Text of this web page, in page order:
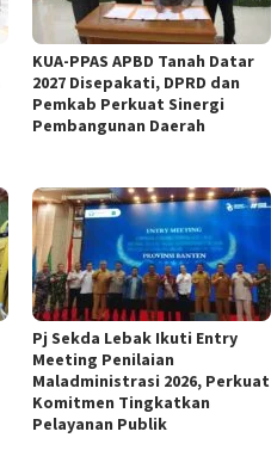
KUA-PPAS APBD Tanah Datar
2027 Disepakati, DPRD dan
Pemkab Perkuat Sinergi
Pembangunan Daerah
Pj Sekda Lebak Ikuti Entry
Meeting Penilaian
Maladministrasi 2026, Perkuat
Komitmen Tingkatkan
Pelayanan Publik